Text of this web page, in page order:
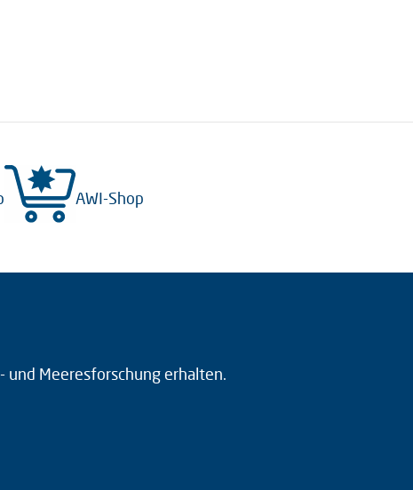
AWI-Shop
und Meeresforschung erhalten.